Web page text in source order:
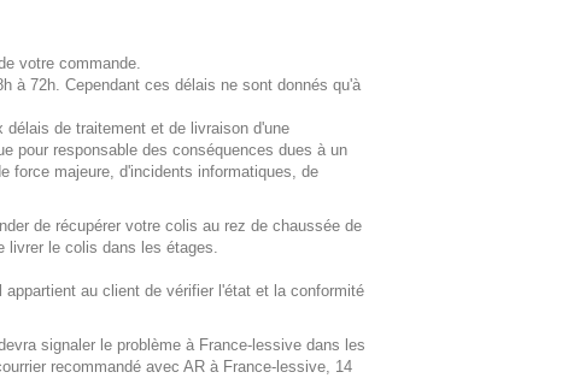
votre commande.
à 72h. Cependant ces délais ne sont donnés qu'à
de traitement et de livraison d'une
pour responsable des conséquences dues à un
force majeure, d'incidents informatiques, de
de récupérer votre colis au rez de chaussée de
livrer le colis dans les étages.
au client de vérifier l'état et la conformité
signaler le problème à France-lessive dans les
recommandé avec AR à France-lessive, 14